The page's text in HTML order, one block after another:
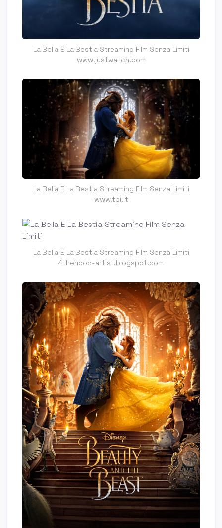
La Bella E La Bestia Streaming Film Senza Limiti
www.justwatch.com
La Bella E La Bestia Streaming Film Senza Limiti
www.tpi.it
La Bella E La Bestia Streaming Film Senza Limiti
4thehood-artist.blogspot.com